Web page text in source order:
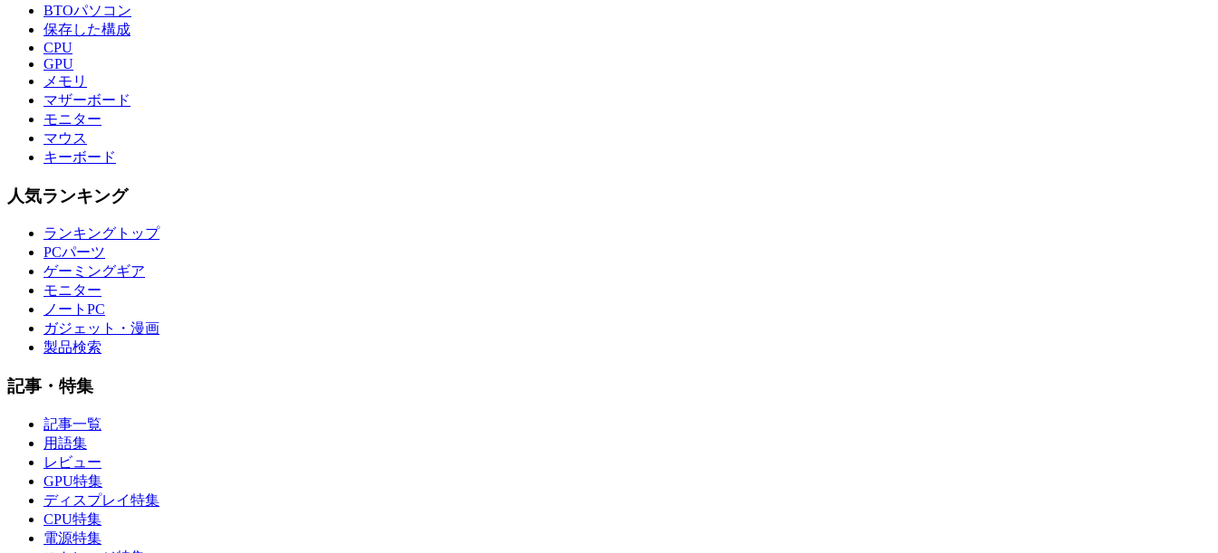
BTOパソコン
保存した構成
CPU
GPU
メモリ
マザーボード
モニター
マウス
キーボード
人気ランキング
ランキングトップ
PCパーツ
ゲーミングギア
モニター
ノートPC
ガジェット・漫画
製品検索
記事・特集
記事一覧
用語集
レビュー
GPU特集
ディスプレイ特集
CPU特集
電源特集